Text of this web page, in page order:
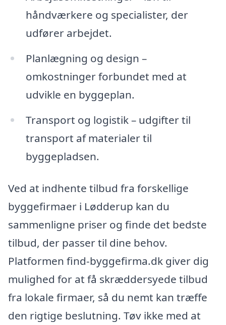
håndværkere og specialister, der
udfører arbejdet.
Planlægning og design –
omkostninger forbundet med at
udvikle en byggeplan.
Transport og logistik – udgifter til
transport af materialer til
byggepladsen.
Ved at indhente tilbud fra forskellige
byggefirmaer i Lødderup kan du
sammenligne priser og finde det bedste
tilbud, der passer til dine behov.
Platformen find-byggefirma.dk giver dig
mulighed for at få skræddersyede tilbud
fra lokale firmaer, så du nemt kan træffe
den rigtige beslutning. Tøv ikke med at